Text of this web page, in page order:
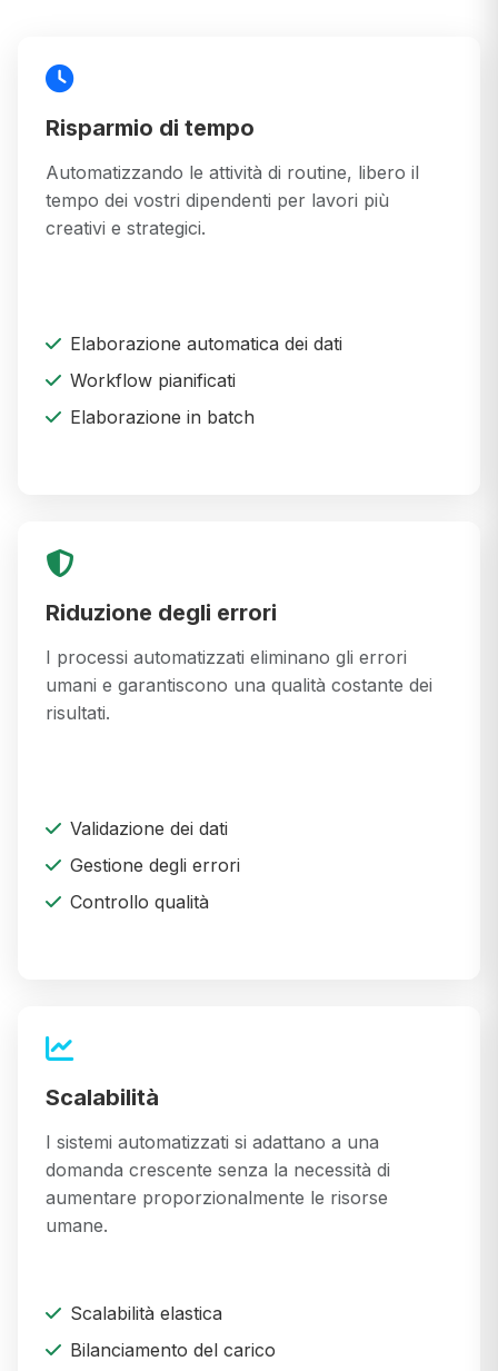
Risparmio di tempo
Automatizzando le attività di routine, libero il
tempo dei vostri dipendenti per lavori più
creativi e strategici.
Elaborazione automatica dei dati
Workflow pianificati
Elaborazione in batch
Riduzione degli errori
I processi automatizzati eliminano gli errori
umani e garantiscono una qualità costante dei
risultati.
Validazione dei dati
Gestione degli errori
Controllo qualità
Scalabilità
I sistemi automatizzati si adattano a una
domanda crescente senza la necessità di
aumentare proporzionalmente le risorse
umane.
Scalabilità elastica
Bilanciamento del carico